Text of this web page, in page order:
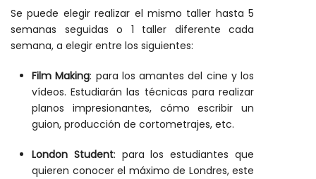
Se puede elegir realizar el mismo taller hasta 5
semanas seguidas o 1 taller diferente cada
semana, a elegir entre los siguientes:
Film Making: para los amantes del cine y los
vídeos. Estudiarán las técnicas para realizar
planos impresionantes, cómo escribir un
guion, producción de cortometrajes, etc.
London Student: para los estudiantes que
quieren conocer el máximo de Londres, este